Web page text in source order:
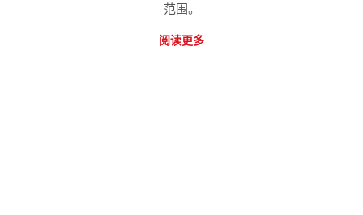
范围。
阅读更多